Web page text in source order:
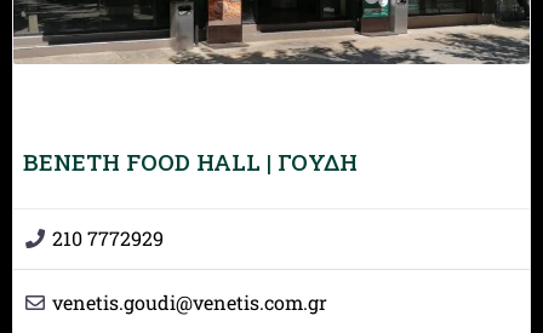
BENETH FOOD HALL | ΓΟΥΔΗ
210 7772929
venetis.goudi@venetis.com.gr